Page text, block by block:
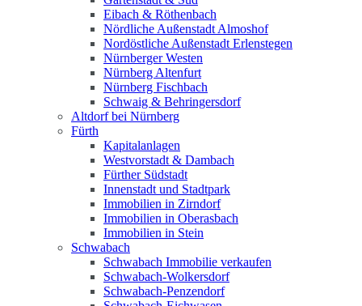
Eibach & Röthenbach
Nördliche Außenstadt Almoshof
Nordöstliche Außenstadt Erlenstegen
Nürnberger Westen
Nürnberg Altenfurt
Nürnberg Fischbach
Schwaig & Behringersdorf
Altdorf bei Nürnberg
Fürth
Kapitalanlagen
Westvorstadt & Dambach
Fürther Südstadt
Innenstadt und Stadtpark
Immobilien in Zirndorf
Immobilien in Oberasbach
Immobilien in Stein
Schwabach
Schwabach Immobilie verkaufen
Schwabach-Wolkersdorf
Schwabach-Penzendorf